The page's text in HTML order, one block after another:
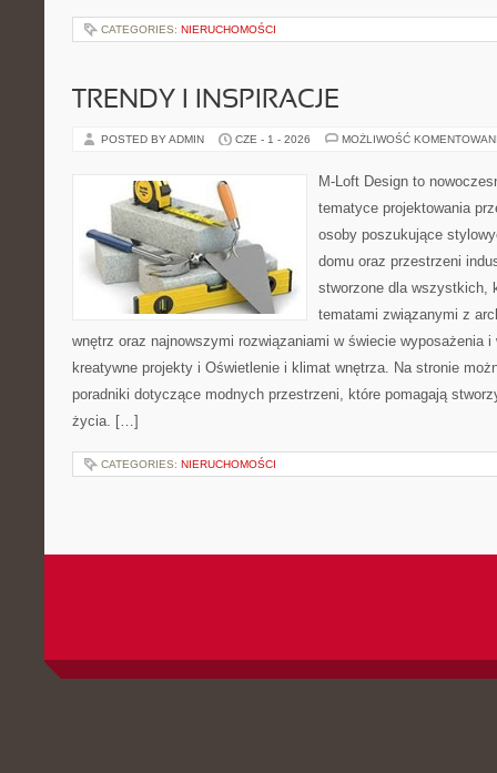
CATEGORIES: NIERUCHOMOŚCI
TRENDY I INSPIRACJE
POSTED BY ADMIN CZE - 1 - 2026 MOŻLIWOŚĆ
M-Loft Design to
tematyce projektowania
osoby poszukujące
domu oraz przestrzeni
stworzone dla wszystkich,
tematami związanymi z
wnętrz oraz najnowszymi rozwiązaniami w świecie wyposażenia
kreatywne projekty i Oświetlenie i klimat wnętrza. Na stronie
poradniki dotyczące modnych przestrzeni, które pomagają
życia. […]
CATEGORIES: NIERUCHOMOŚCI